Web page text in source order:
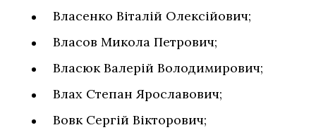
Власенко Віталій Олексійович;
Власов Микола Петрович;
Власюк Валерій Володимирович;
Влах Степан Ярославович;
Вовк Сергій Вікторович;